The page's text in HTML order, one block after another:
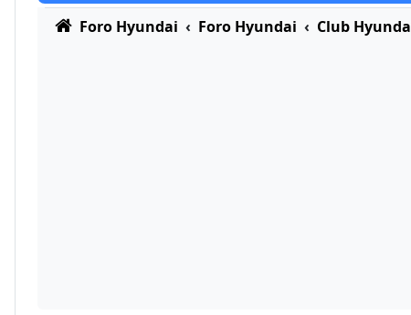
Foro Hyundai Foro Hyundai Club